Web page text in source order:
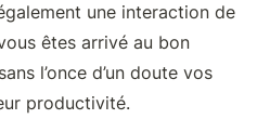
une interaction de
êtes arrivé au bon
l’once d’un doute vos
productivité.